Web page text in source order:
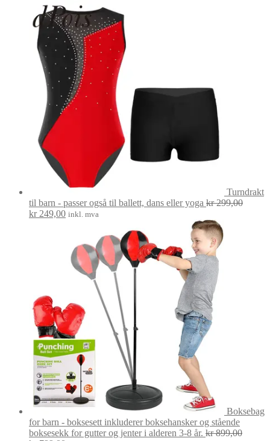
Turndrakt
til barn - passer også til ballett, dans eller yoga kr299,00
Opprinnelig
kr249,00Nåværende
kr 249,00.
inkl. mva
Boksebag
for barn - boksesett inkluderer boksehansker og stående
boksesekk for gutter og jenter i alderen 3-8 år. kr899,00